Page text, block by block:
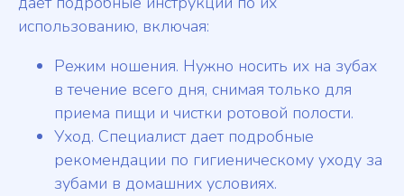
использованию, включая:
Режим ношения. Нужно носить их на зубах
в течение всего дня, снимая только для
приема пищи и чистки ротовой полости.
Уход. Специалист дает подробные
рекомендации по гигиеническому уходу за
зубами в домашних условиях.